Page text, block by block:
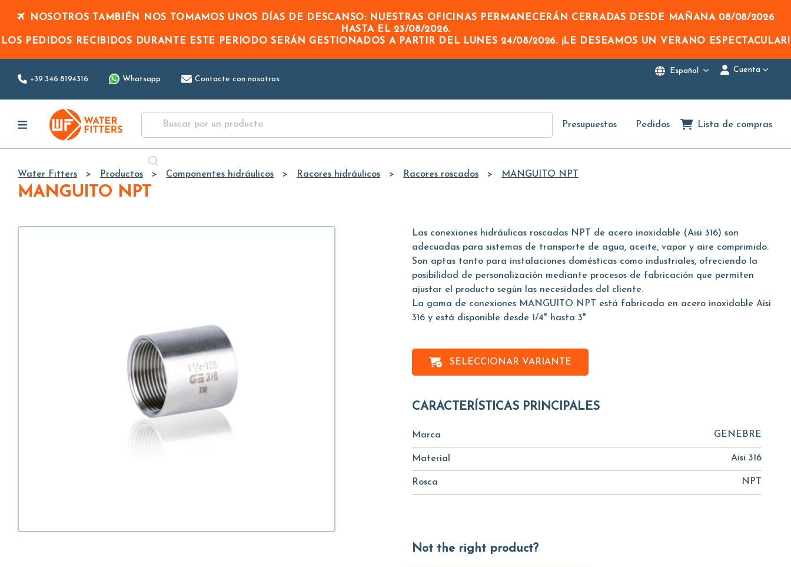
Main
Content
NOSOTROS TAMBIÉN NOS TOMAMOS UNOS DÍAS DE DESCANSO: NUESTRAS OFICINAS PERMANECERÁN CERRADAS DESDE MAÑANA 08/08/2026
HASTA EL 23/08/2026.
LOS PEDIDOS RECIBIDOS DURANTE ESTE PERIODOSERÁN GESTIONADOS A PARTIR DEL LUNES 24/08/2026. ¡LE DESEAMOS UN VERANO ESPECTACULAR!
+39.346.8194316 Whatsapp Contacte con nosotros
Español Cuenta
Presupuestos Pedidos Lista de compras
Water Fitters Productos Componentes hidráulicos Racores hidráulicos Racores roscados MANGUITO NPT
MANGUITO NPT
Las conexiones hidráulicas roscadas NPT de acero inoxidable (Aisi 316) son
adecuadas para sistemas de transporte de agua, aceite, vapor y aire comprimido.
Son aptas tanto para instalaciones domésticas como industriales, ofreciendo la
posibilidad de personalización mediante procesos de fabricación que permiten
ajustar el producto según las necesidades del cliente.
La gama de conexiones MANGUITO NPT está fabricada en acero inoxidable Aisi
316 y está disponible desde 1/4" hasta 3"
SELECCIONAR VARIANTE
CARACTERÍSTICAS PRINCIPALES
Marca GENEBRE
Material Aisi 316
Rosca NPT
Not the right product?